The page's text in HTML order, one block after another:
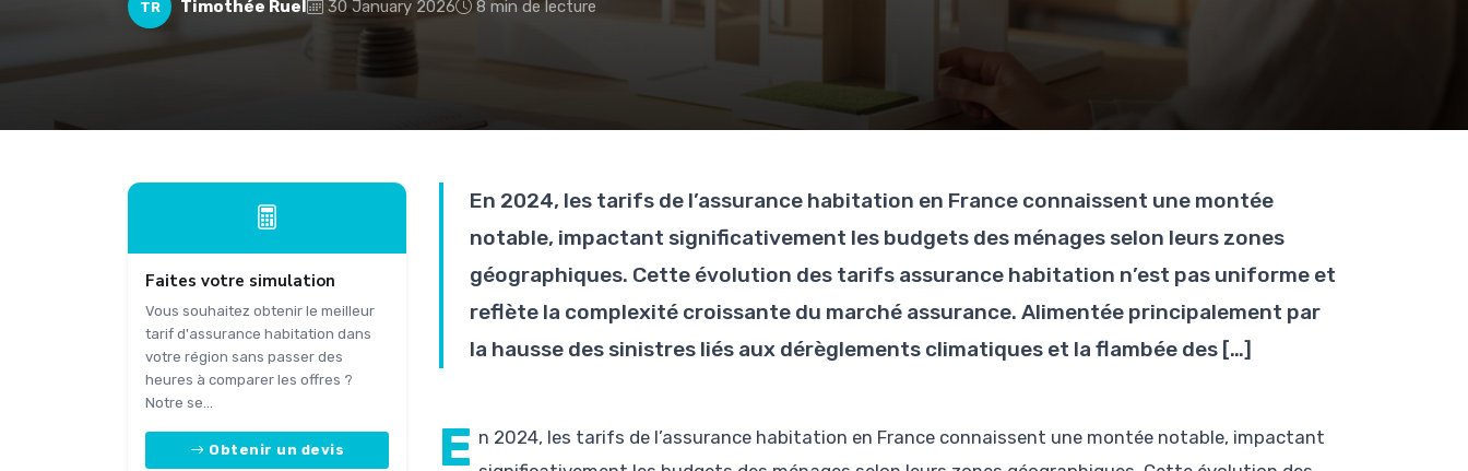
TR Timothée Ruel 30 January 2026 8 min de lecture
Faites votre simulation
Vous souhaitez obtenir le meilleur
tarif d'assurance habitation dans
votre région sans passer des
heures à comparer les offres ?
Notre se...
Obtenir un devis
En 2024, les tarifs de l’assurance habitation en France connaissent une montée
notable, impactant significativement les budgets des ménages selon leurs zones
géographiques. Cette évolution des tarifs assurance habitation n’est pas uniforme et
reflète la complexité croissante du marché assurance. Alimentée principalement par
la hausse des sinistres liés aux dérèglements climatiques et la flambée des […]
E n 2024, les tarifs de l’assurance habitation en France connaissent une montée notable, impactant